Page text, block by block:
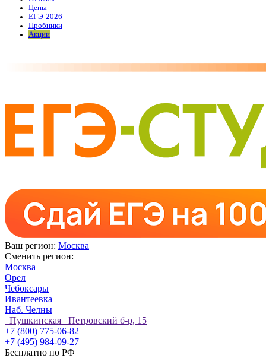
Цены
ЕГЭ-2026
Пробники
Акции
Ваш регион: Москва
Сменить регион:
Москва
Орел
Чебоксары
Ивантеевка
Наб. Челны
Пушкинская Петровский б-р, 15
+7 (800) 775-06-82
+7 (495) 984-09-27
Бесплатно по РФ